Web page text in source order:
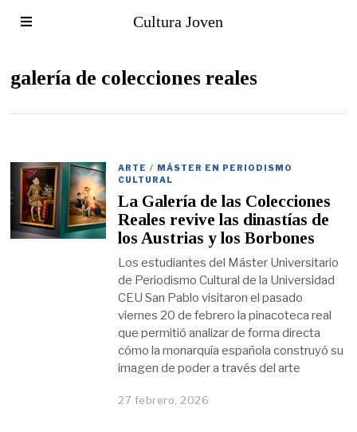
Cultura Joven
galería de colecciones reales
ARTE / MÁSTER EN PERIODISMO
CULTURAL
La Galería de las Colecciones
Reales revive las dinastías de
los Austrias y los Borbones
Los estudiantes del Máster Universitario
de Periodismo Cultural de la Universidad
CEU San Pablo visitaron el pasado
viernes 20 de febrero la pinacoteca real
que permitió analizar de forma directa
cómo la monarquía española construyó su
imagen de poder a través del arte
27 febrero, 2026